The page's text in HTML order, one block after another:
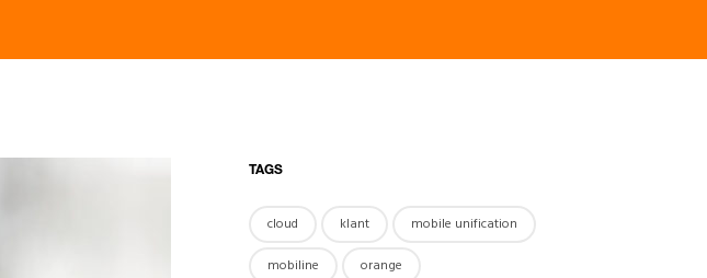
TAGS
cloud klant
mobile unification
mobiline
orange